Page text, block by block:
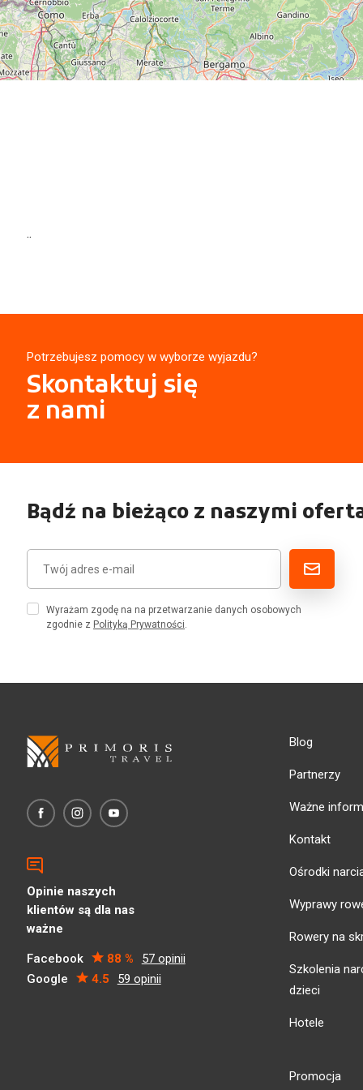
..
Potrzebujesz pomocy w wyborze wyjazdu?
Skontaktuj się
z nami
Bądź na bieżąco z naszymi
Wyrażam zgodę na na przetwarzanie danych osobowych
zgodnie z Polityką Prywatności.
Blog
Partnerzy
Ważne
Kontakt
Ośrodki
Wyprawy
Rowery na
Szkolenia
dzieci
Hotele
Promocja
Opinie naszych
klientów są dla nas
ważne
Facebook 88 %
57 opinii
Google
4.5 59 opinii